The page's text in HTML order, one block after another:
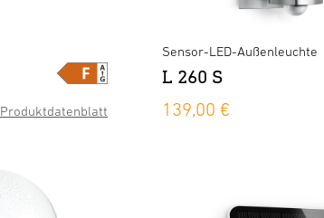
Produktdatenblatt
Sensor-LED-Außenleuchte
L 260 S
139,00 €